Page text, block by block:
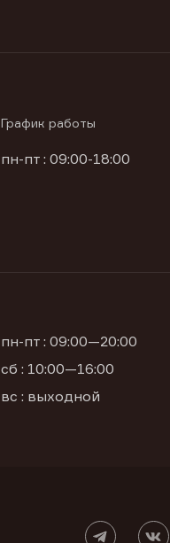
График работы
пн-пт : 09:00-18:00
пн-пт : 09:00—20:00
сб : 10:00—16:00
вс : выходной